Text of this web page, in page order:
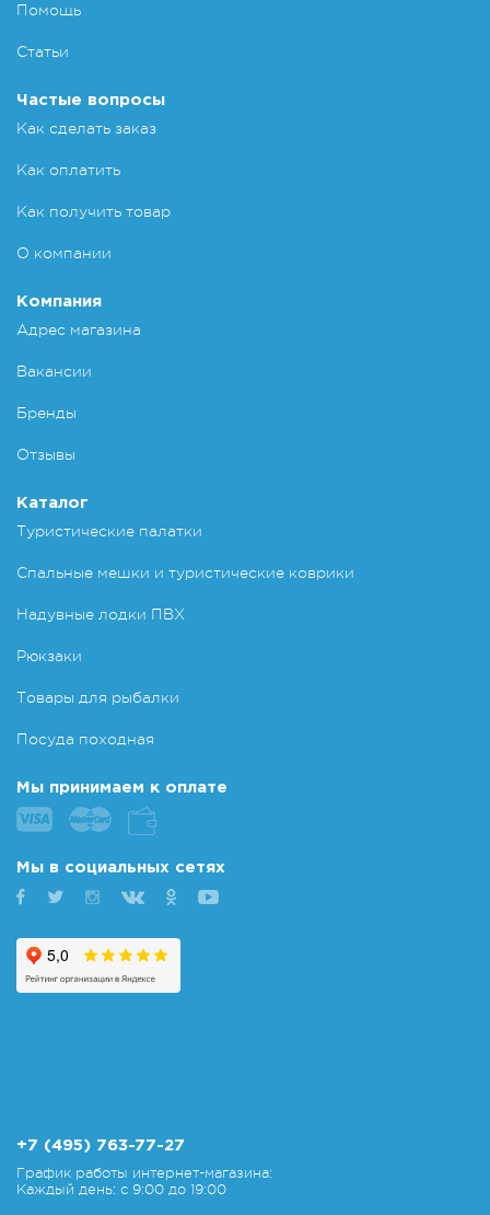
Помощь
Статьи
Частые вопросы
Как сделать заказ
Как оплатить
Как получить товар
О компании
Компания
Адрес магазина
Вакансии
Бренды
Отзывы
Каталог
Туристические палатки
Спальные мешки и туристические коврики
Надувные лодки ПВХ
Рюкзаки
Товары для рыбалки
Посуда походная
Мы принимаем к оплате
Мы в социальных сетях
+7 (495) 763-77-27
График работы интернет-магазина:
Каждый день: с 9:00 до 19:00